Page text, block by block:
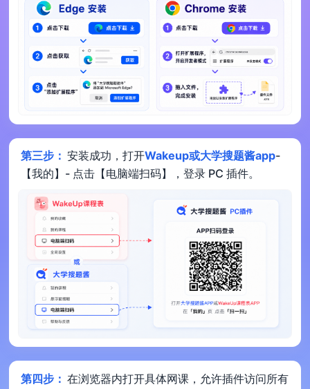
第三步： 安装成功，打开Wakeup或大学搜题酱app-
【我的】- 点击【电脑端扫码】，登录 PC 插件。
第四步： 在浏览器内打开具体网课，允许插件访问所有